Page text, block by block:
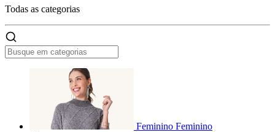
Todas as categorias
Feminino Feminino